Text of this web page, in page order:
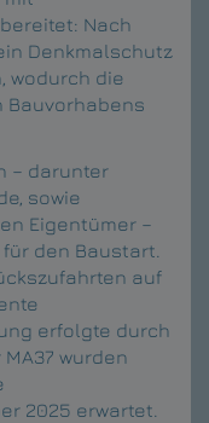
Nach
Denkmalschutz
wodurch die
Bauvorhabens
– darunter
sowie
Eigentümer –
den Baustart.
auf
erfolgte durch
wurden
2025 erwartet.